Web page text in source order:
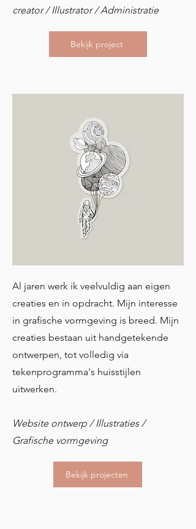
creator / Illustrator / Administratie
Bekijk project
Al jaren werk ik veelvuldig aan eigen
creaties en in opdracht. Mijn interesse
in grafische vormgeving is breed. Mijn
creaties bestaan uit handgetekende
ontwerpen, tot volledig via
tekenprogramma's huisstijlen
uitwerken.
Website ontwerp / Illustraties /
Grafische vormgeving
Bekijk projecten